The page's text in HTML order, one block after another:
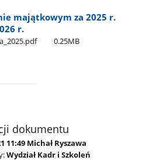
majątkowym za 2025 r.
r.
0.25MB
dokumentu
11:49 Michał Ryszawa
Wydział Kadr i Szkoleń